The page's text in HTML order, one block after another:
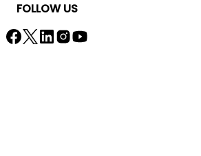
FOLLOW US